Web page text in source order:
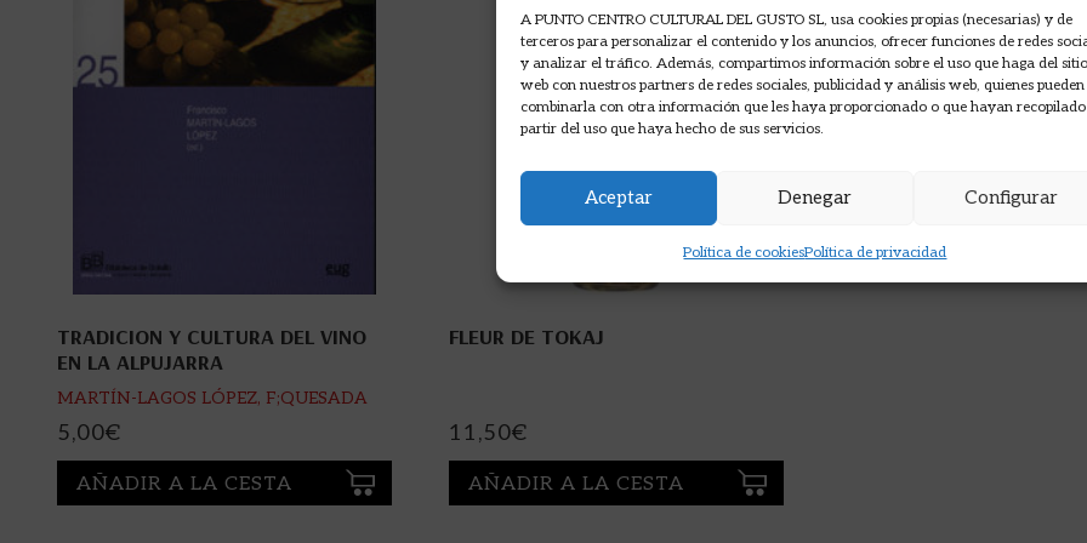
A PUNTO CENTRO CULTURAL DEL GUSTO SL, usa cookies propias (necesarias) y de
terceros para personalizar el contenido y los anuncios, ofrecer funciones de redes
y analizar el tráfico. Además, compartimos información sobre el uso que haga del sitio
web con nuestros partners de redes sociales, publicidad y análisis web, quienes pueden
combinarla con otra información que les haya proporcionado o que hayan
partir del uso que haya hecho de sus servicios.
Aceptar Denegar Configurar
Política de cookiesPolítica de privacidad
TRADICION Y CULTURA DEL VINO
EN LA ALPUJARRA
MARTÍN-LAGOS LÓPEZ, F;QUESADA
GRANADOS, J
5,00€
AÑADIR A LA CESTA
FLEUR DE TOKAJ
11,50€
AÑADIR A LA CESTA